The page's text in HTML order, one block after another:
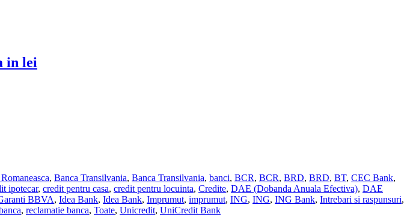
in lei
, Banca Transilvania, Banca Transilvania, banci, BCR, BCR, BRD, BRD, BT, CEC Bank,
ipotecar, credit pentru casa, credit pentru locuinta, Credite, DAE (Dobanda Anuala Efectiva), DAE
BBVA, Idea Bank, Idea Bank, Imprumut, imprumut, ING, ING, ING Bank, Intrebari si raspunsuri,
, reclamatie banca, Toate, Unicredit, UniCredit Bank